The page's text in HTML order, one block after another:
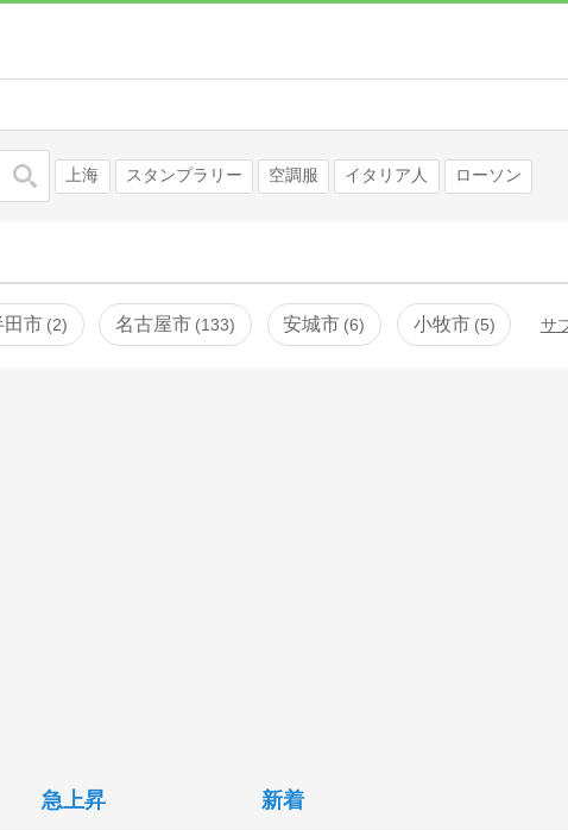
検索 上海 スタンプラリー 空調服 イタリア人 ローソン
田市 2 名古屋市 133 安城市 6 小牧市 5 サ
急上昇 新着